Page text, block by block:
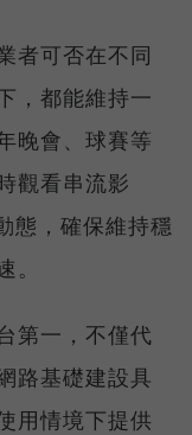
者可否在不同
，都能維持一
晚會、球賽等
觀看串流影
態，確保維持穩
第一，不僅代
路基礎建設具
用情境下提供